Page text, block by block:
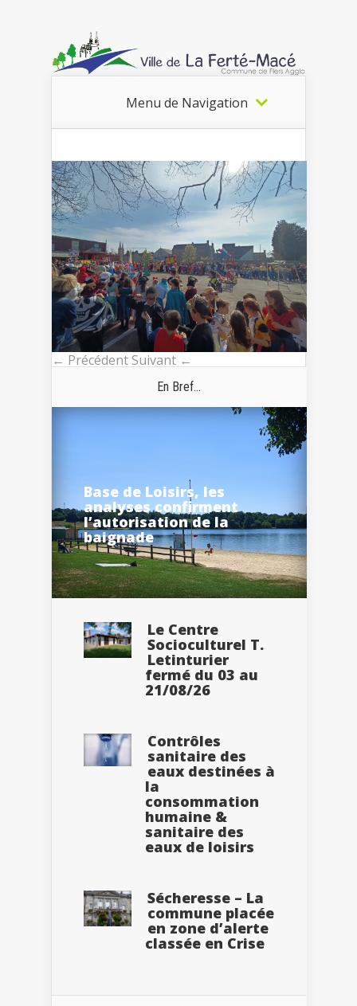
Menu de Navigation
← Précédent Suivant ←
En Bref...
Base de Loisirs, les
analyses confirment
l’autorisation de la
baignade
Le Centre
Socioculturel T.
Letinturier
fermé du 03 au
21/08/26
Contrôles
sanitaire des
eaux destinées à
la
consommation
humaine &
sanitaire des
eaux de loisirs
Sécheresse – La
commune placée
en zone d’alerte
classée en Crise